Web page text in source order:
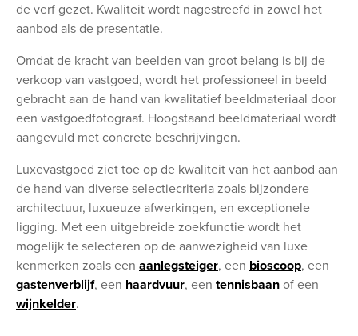
de verf gezet. Kwaliteit wordt nagestreefd in zowel het
aanbod als de presentatie.
Omdat de kracht van beelden van groot belang is bij de
verkoop van vastgoed, wordt het professioneel in beeld
gebracht aan de hand van kwalitatief beeldmateriaal door
een vastgoedfotograaf. Hoogstaand beeldmateriaal wordt
aangevuld met concrete beschrijvingen.
Luxevastgoed ziet toe op de kwaliteit van het aanbod aan
de hand van diverse selectiecriteria zoals bijzondere
architectuur, luxueuze afwerkingen, en exceptionele
ligging. Met een uitgebreide zoekfunctie wordt het
mogelijk te selecteren op de aanwezigheid van luxe
kenmerken zoals een aanlegsteiger, een bioscoop, een
gastenverblijf, een haardvuur, een tennisbaan of een
wijnkelder.